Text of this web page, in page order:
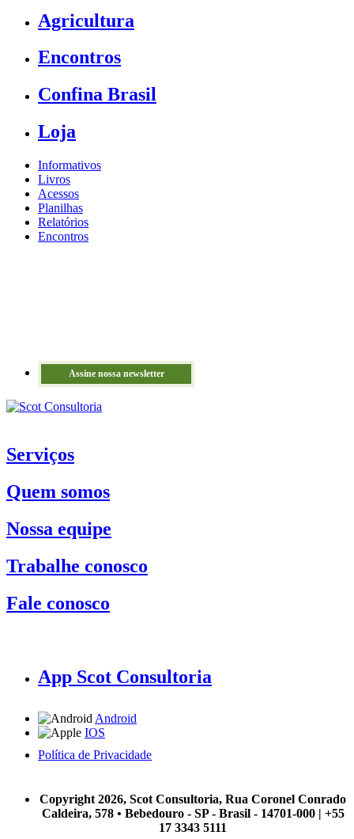
Agricultura
Encontros
Confina Brasil
Loja
Informativos
Livros
Acessos
Planilhas
Relatórios
Encontros
Assine nossa newsletter
Serviços
Quem somos
Nossa equipe
Trabalhe conosco
Fale conosco
App Scot Consultoria
Android
IOS
Política de Privacidade
Copyright 2026, Scot Consultoria, Rua Coronel Conrado
Caldeira, 578 • Bebedouro - SP - Brasil - 14701-000 | +55
17 3343 5111